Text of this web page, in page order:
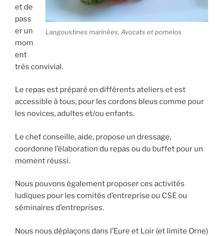
Langoustines marinées, Avocats et pomelos
et de
pass
er un
mom
ent
très convivial.
Le repas est préparé en différents ateliers et est
accessible à tous, pour les cordons bleus comme pour
les novices, adultes et/ou enfants.
Le chef conseille, aide, propose un dressage,
coordonne l’élaboration du repas ou du buffet pour un
moment réussi.
Nous pouvons également proposer ces activités
ludiques pour les comités d’entreprise ou CSE ou
séminaires d’entreprises.
Nous nous déplaçons dans l’Eure et Loir (et limite Orne)